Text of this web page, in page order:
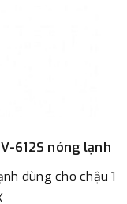
612S nóng lạnh
dùng cho chậu 1